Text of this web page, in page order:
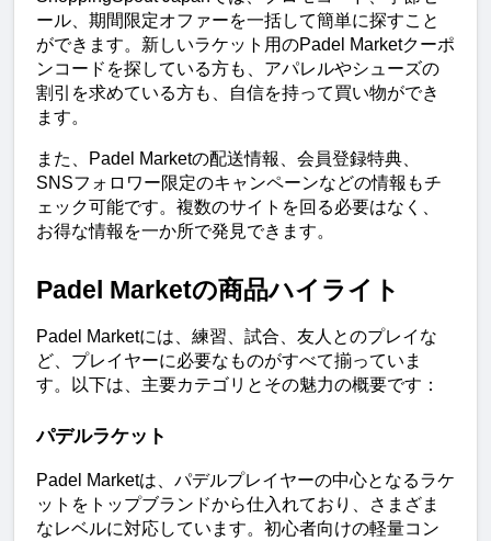
ール、期間限定オファーを一括して簡単に探すこと
ができます。新しいラケット用のPadel Marketクーポ
ンコードを探している方も、アパレルやシューズの
割引を求めている方も、自信を持って買い物ができ
ます。
また、Padel Marketの配送情報、会員登録特典、
SNSフォロワー限定のキャンペーンなどの情報もチ
ェック可能です。複数のサイトを回る必要はなく、
お得な情報を一か所で発見できます。
Padel Marketの商品ハイライト
Padel Marketには、練習、試合、友人とのプレイな
ど、プレイヤーに必要なものがすべて揃っていま
す。以下は、主要カテゴリとその魅力の概要です：
パデルラケット
Padel Marketは、パデルプレイヤーの中心となるラケ
ットをトップブランドから仕入れており、さまざま
なレベルに対応しています。初心者向けの軽量コン